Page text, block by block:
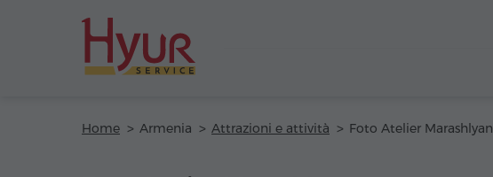
Home Armenia Attrazioni e attività Foto Atelier Marashlyan